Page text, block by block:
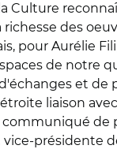
Culture
richesse des
pour Aurélie
de notre
et de
liaison
communiqué de
vice-présidente